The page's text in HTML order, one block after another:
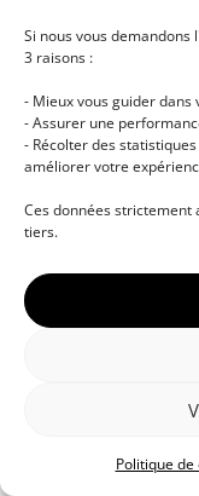
Si nous vous
3 raisons :
- Mieux vous guider
- Assurer une
- Récolter des
améliorer votre
Ces données strictement
tiers.
Politique de
musicale •